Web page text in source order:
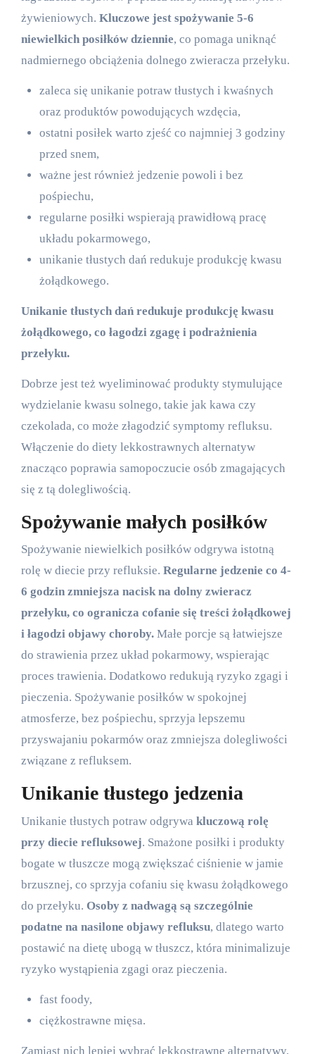
żywieniowych. Kluczowe jest spożywanie 5-6
niewielkich posiłków dziennie, co pomaga uniknąć
nadmiernego obciążenia dolnego zwieracza przełyku.
zaleca się unikanie potraw tłustych i kwaśnych
oraz produktów powodujących wzdęcia,
ostatni posiłek warto zjeść co najmniej 3 godziny
przed snem,
ważne jest również jedzenie powoli i bez
pośpiechu,
regularne posiłki wspierają prawidłową pracę
układu pokarmowego,
unikanie tłustych dań redukuje produkcję kwasu
żołądkowego.
Unikanie tłustych dań redukuje produkcję kwasu
żołądkowego, co łagodzi zgagę i podrażnienia
przełyku.
Dobrze jest też wyeliminować produkty stymulujące
wydzielanie kwasu solnego, takie jak kawa czy
czekolada, co może złagodzić symptomy refluksu.
Włączenie do diety lekkostrawnych alternatyw
znacząco poprawia samopoczucie osób zmagających
się z tą dolegliwością.
Spożywanie małych posiłków
Spożywanie niewielkich posiłków odgrywa istotną
rolę w diecie przy refluksie. Regularne jedzenie co 4-
6 godzin zmniejsza nacisk na dolny zwieracz
przełyku, co ogranicza cofanie się treści żołądkowej
i łagodzi objawy choroby.Małe porcje są łatwiejsze
do strawienia przez układ pokarmowy, wspierając
proces trawienia. Dodatkowo redukują ryzyko zgagi i
pieczenia. Spożywanie posiłków w spokojnej
atmosferze, bez pośpiechu, sprzyja lepszemu
przyswajaniu pokarmów oraz zmniejsza dolegliwości
związane z refluksem.
Unikanie tłustego jedzenia
Unikanie tłustych potraw odgrywa kluczową rolę
przy diecie refluksowej. Smażone posiłki i produkty
bogate w tłuszcze mogą zwiększać ciśnienie w jamie
brzusznej, co sprzyja cofaniu się kwasu żołądkowego
do przełyku. Osoby z nadwagą są szczególnie
podatne na nasilone objawy refluksu, dlatego warto
postawić na dietę ubogą w tłuszcz, która minimalizuje
ryzyko wystąpienia zgagi oraz pieczenia.
fast foody,
ciężkostrawne mięsa.
Zamiast nich lepiej wybrać lekkostrawne alternatywy,